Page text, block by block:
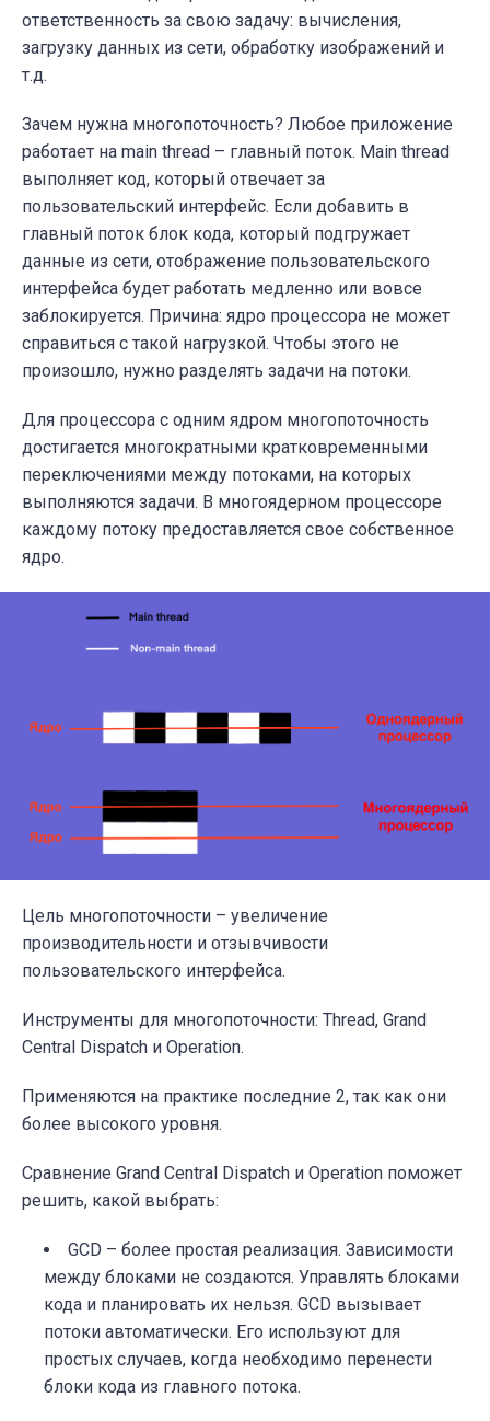
ответственность за свою задачу: вычисления,
загрузку данных из сети, обработку изображений и
т.д.
Зачем нужна многопоточность? Любое приложение
работает на main thread – главный поток. Main thread
выполняет код, который отвечает за
пользовательский интерфейс. Если добавить в
главный поток блок кода, который подгружает
данные из сети, отображение пользовательского
интерфейса будет работать медленно или вовсе
заблокируется. Причина: ядро процессора не может
справиться с такой нагрузкой. Чтобы этого не
произошло, нужно разделять задачи на потоки.
Для процессора с одним ядром многопоточность
достигается многократными кратковременными
переключениями между потоками, на которых
выполняются задачи. В многоядерном процессоре
каждому потоку предоставляется свое собственное
ядро.
Цель многопоточности – увеличение
производительности и отзывчивости
пользовательского интерфейса.
Инструменты для многопоточности: Thread, Grand
Central Dispatch и Operation.
Применяются на практике последние 2, так как они
более высокого уровня.
Сравнение Grand Central Dispatch и Operation поможет
решить, какой выбрать:
GCD – более простая реализация. Зависимости
между блоками не создаются. Управлять блоками
кода и планировать их нельзя. GCD вызывает
потоки автоматически. Его используют для
простых случаев, когда необходимо перенести
блоки кода из главного потока.